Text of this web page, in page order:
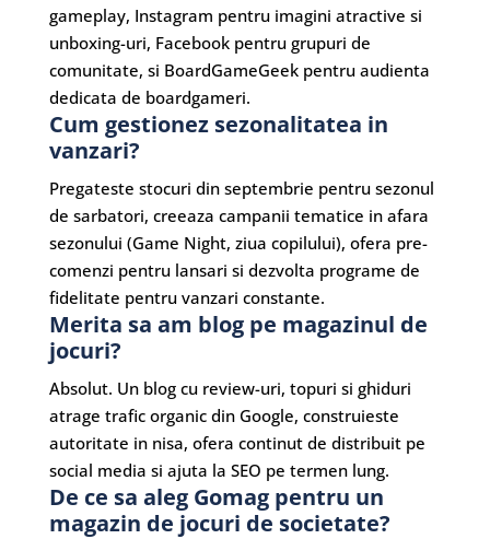
gameplay, Instagram pentru imagini atractive si
unboxing-uri, Facebook pentru grupuri de
comunitate, si BoardGameGeek pentru audienta
dedicata de boardgameri.
Cum gestionez sezonalitatea in
vanzari?
Pregateste stocuri din septembrie pentru sezonul
de sarbatori, creeaza campanii tematice in afara
sezonului (Game Night, ziua copilului), ofera pre-
comenzi pentru lansari si dezvolta programe de
fidelitate pentru vanzari constante.
Merita sa am blog pe magazinul de
jocuri?
Absolut. Un blog cu review-uri, topuri si ghiduri
atrage trafic organic din Google, construieste
autoritate in nisa, ofera continut de distribuit pe
social media si ajuta la SEO pe termen lung.
De ce sa aleg Gomag pentru un
magazin de jocuri de societate?